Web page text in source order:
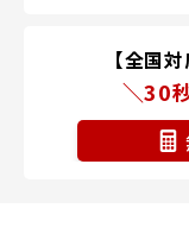
【全国
＼30